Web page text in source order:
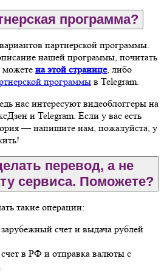
программа?
партнерской программы.
нашей программы, почитать
можете на этой странице, либо
программы в Telegram.
нас интересуют видеоблоггеры на
и Telegram. Если у вас есть
— напишите нам, пожалуйста, у
перевод, а не
сервиса. Поможете?
такие операции:
счет и выдача рублей
в РФ и отправка валюты с